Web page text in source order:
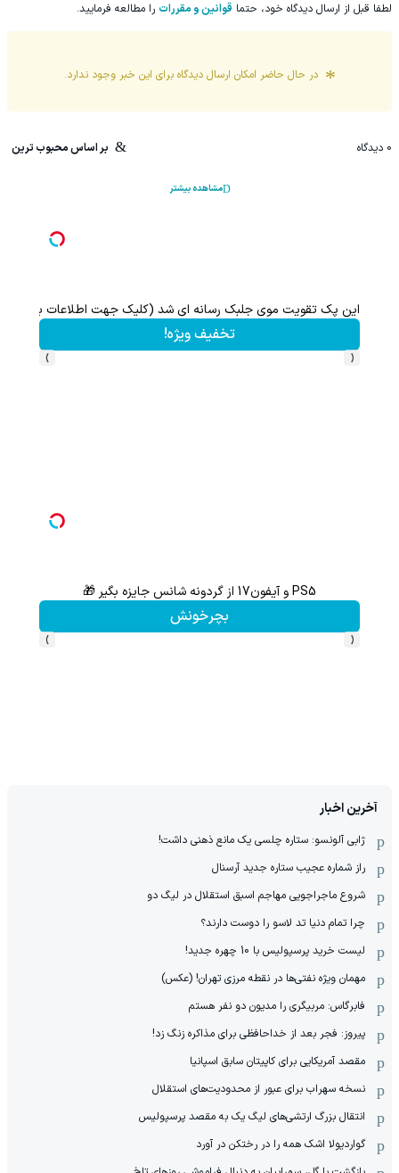
لطفا قبل از ارسال دیدگاه خود، حتما قوانین و مقررات را مطالعه فرمایید.
در حال حاضر امکان ارسال دیدگاه برای این خبر وجود ندارد.
0 دیدگاه بر اساس محبوب ترین
مشاهده بیشتر
این پک تقویت موی جلبک رسانه ای شد (کلیک جهت اطلاعات بیشتر)
تخفیف ویژه!
‹
›
PS5 و آیفون17 از گردونه شانس جایزه بگیر 🎁
بچرخونش
‹
›
آخرین اخبار
ژابی آلونسو: ستاره چلسی یک مانع ذهنی داشت!
راز شماره عجیب ستاره جدید آرسنال
شروع ماجراجویی مهاجم اسبق استقلال در لیگ دو
چرا تمام دنیا تد لاسو را دوست دارند؟
لیست خرید پرسپولیس با 10 چهره جدید!
مهمان‌ ویژه نفتی‌ها در نقطه مرزی تهران! (عکس)
فابرگاس: مربیگری را مدیون دو نفر هستم
پیروز: فجر بعد از خداحافظی برای مذاکره زنگ زد!
مقصد آمریکایی برای کاپیتان سابق اسپانیا
نسخه سهراب برای عبور از محدودیت‌های استقلال
انتقال بزرگ ارتشی‌های لیگ یک به مقصد پرسپولیس
گواردیولا اشک همه را در رختکن در آورد